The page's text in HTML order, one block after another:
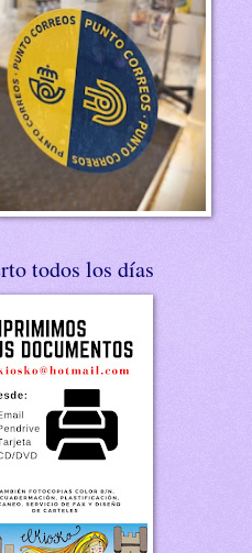
todos los días